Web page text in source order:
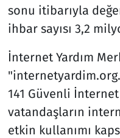
sonu itibarıyla
ihbar sayısı 3,2
İnternet Yardım
141 Güvenli
vatandaşların
etkin kullanımı